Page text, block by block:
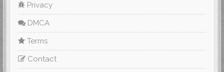
Privacy
DMCA
Terms
Contact